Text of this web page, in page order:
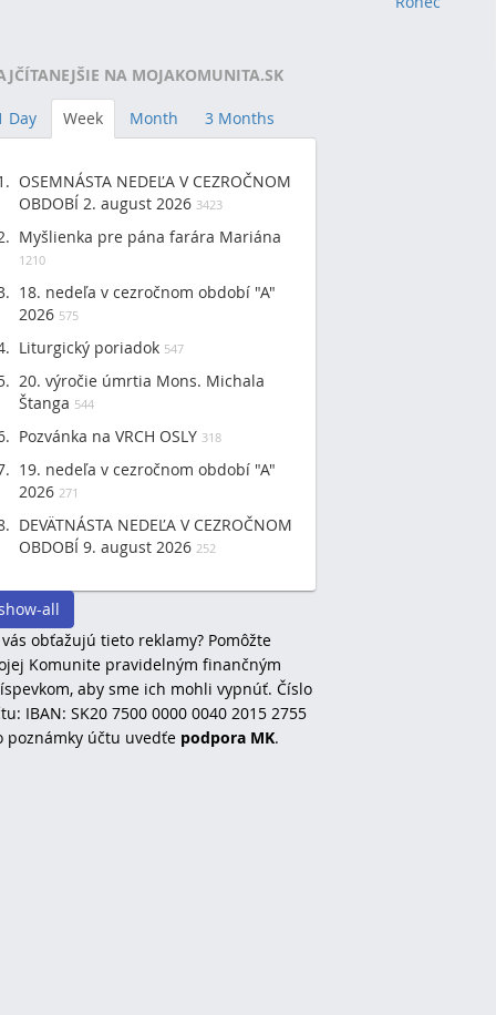
NA MOJAKOMUNITA.SK
Day Week Month 3 Months
OSEMNÁSTA NEDEĽA V CEZROČNOM
OBDOBÍ 2. august 2026 3423
Myšlienka pre pána farára Mariána
1210
18. nedeľa v cezročnom období "A"
2026 575
Liturgický poriadok 547
20. výročie úmrtia Mons. Michala
Štanga 544
Pozvánka na VRCH OSLY 318
19. nedeľa v cezročnom období "A"
2026 271
DEVÄTNÁSTA NEDEĽA V CEZROČNOM
OBDOBÍ 9. august 2026 252
all
obťažujú tieto reklamy? Pomôžte
Komunite pravidelným finančným
aby sme ich mohli vypnúť. Číslo
IBAN: SK20 7500 0000 0040 2015 2755
poznámky účtu uvedťe podpora MK.